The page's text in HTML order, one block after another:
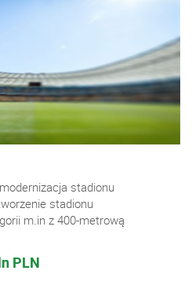
stadionu
stadionu
m.in z 400-metrową
PLN